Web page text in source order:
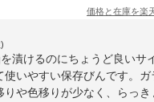
価格と在庫を楽
漬けるのにちょうど良いサ
使いやすい保存びんです。ガ
りや色移りが少なく、らっき